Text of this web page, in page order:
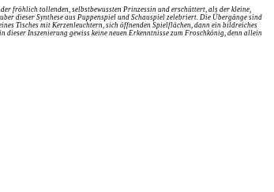
fröhlich tollenden, selbstbewussten Prinzessin und erschüttert, als der kleine,
dieser Synthese aus Puppenspiel und Schauspiel zelebriert. Die Übergänge sind
Tisches mit Kerzenleuchtern, sich öffnenden Spielflächen, dann ein bildreiches
Inszenierung gewiss keine neuen Erkenntnisse zum Froschkönig, denn allein